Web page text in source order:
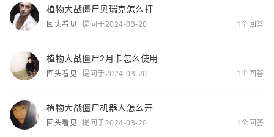
植物大战僵尸贝瑞克怎么打
回头看见 提问于2024-03-20 1个回答
植物大战僵尸2月卡怎么使用
回头看见 提问于2024-03-20 1个回答
植物大战僵尸机器人怎么开
回头看见 提问于2024-03-20 1个回答